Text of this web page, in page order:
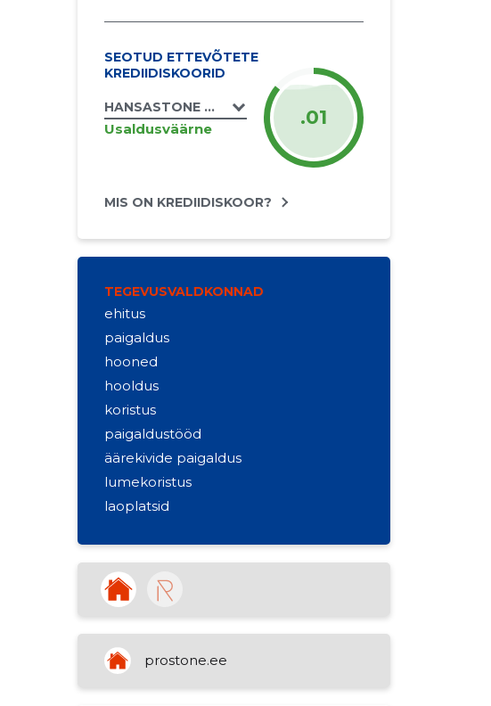
SEOTUD ETTEVÕTETE
KREDIIDISKOORID
HANSASTONE OÜ
Usaldusväärne .01
MIS ON KREDIIDISKOOR?
TEGEVUSVALDKONNAD
ehitus
paigaldus
hooned
hooldus
koristus
paigaldustööd
äärekivide paigaldus
lumekoristus
laoplatsid
lume koristus
kosmeetiku iluhooldusteenused
prostone.ee